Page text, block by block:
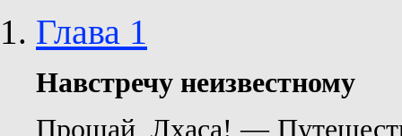
Глава 1
Навстречу неизвестному
Прощай, Лхаса! —